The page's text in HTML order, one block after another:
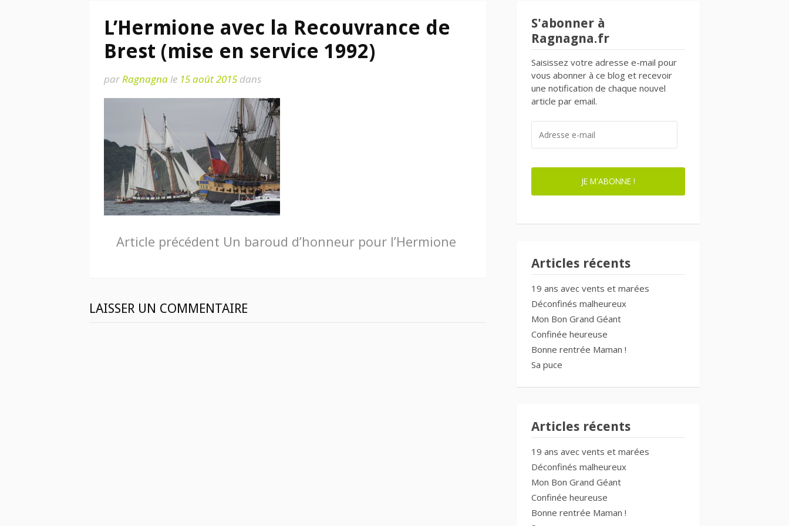
L’Hermione avec la Recouvrance de
Brest (mise en service 1992)
parRagnagnale 15 août 2015 dans
Lire
Article précédent Un baroud d’honneur pour l’Hermione
LAISSER UN COMMENTAIRE
S'abonner à
Ragnagna.fr
Saisissez votre adresse e-mail pour
vous abonner à ce blog et recevoir
une notification de chaque nouvel
article par email.
MAIL
JE M'ABONNE !
Articles récents
19 ans avec vents et marées
Déconfinés malheureux
Mon Bon Grand Géant
Confinée heureuse
Bonne rentrée Maman !
Sa puce
Articles récents
19 ans avec vents et marées
Déconfinés malheureux
Mon Bon Grand Géant
Confinée heureuse
Bonne rentrée Maman !